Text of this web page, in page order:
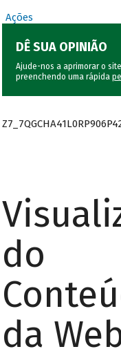
Ações
DÊ SUA OPINIÃO
Ajude-nos a aprimorar o site
preenchendo uma rápida
do
da